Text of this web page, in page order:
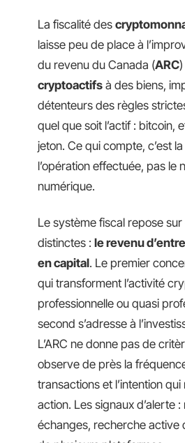
La fiscalité des
laisse peu de place à
du revenu du Canada (ARC
cryptoactifs à des biens,
détenteurs des règles
quel que soit l’actif : bitcoin,
jeton. Ce qui compte, c’est
l’opération effectuée, pas le
numérique.
Le système fiscal repose
distinctes : le revenu
en capital. Le premier
qui transforment l’activité
professionnelle ou quasi
second s’adresse à
L’ARC ne donne pas de
observe de près la
transactions et l’intention
action. Les signaux d’alerte
échanges, recherche active